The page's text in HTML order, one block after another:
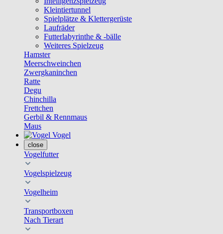
Kleintiertunnel
Spielplätze & Klettergerüste
Laufräder
Futterlabyrinthe & -bälle
Weiteres Spielzeug
Hamster
Meerschweinchen
Zwergkaninchen
Ratte
Degu
Chinchilla
Frettchen
Gerbil & Rennmaus
Maus
Vogel
close
Vogelfutter
Vogelspielzeug
Vogelheim
Transportboxen
Nach Tierart